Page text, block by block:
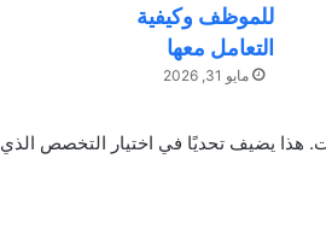
للموظف وكيفية
التعامل معها
مايو 31, 2026
هذا يضيف تحديًا في اختيار التخصص الذي